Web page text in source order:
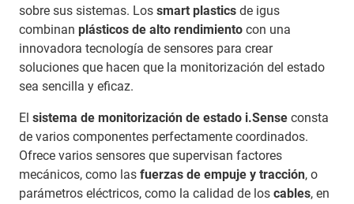
sobre sus sistemas. Los smart plastics de igus
combinan plásticos de alto rendimiento con una
innovadora tecnología de sensores para crear
soluciones que hacen que la monitorización del estado
sea sencilla y eficaz.
El sistema de monitorización de estado i.Sense consta
de varios componentes perfectamente coordinados.
Ofrece varios sensores que supervisan factores
mecánicos, como las fuerzas de empuje y tracción, o
parámetros eléctricos, como la calidad de los cables, en